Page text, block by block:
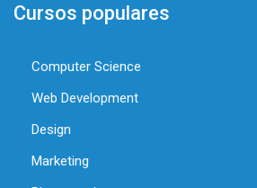
Cursos populares
Computer Science
Web Development
Design
Marketing